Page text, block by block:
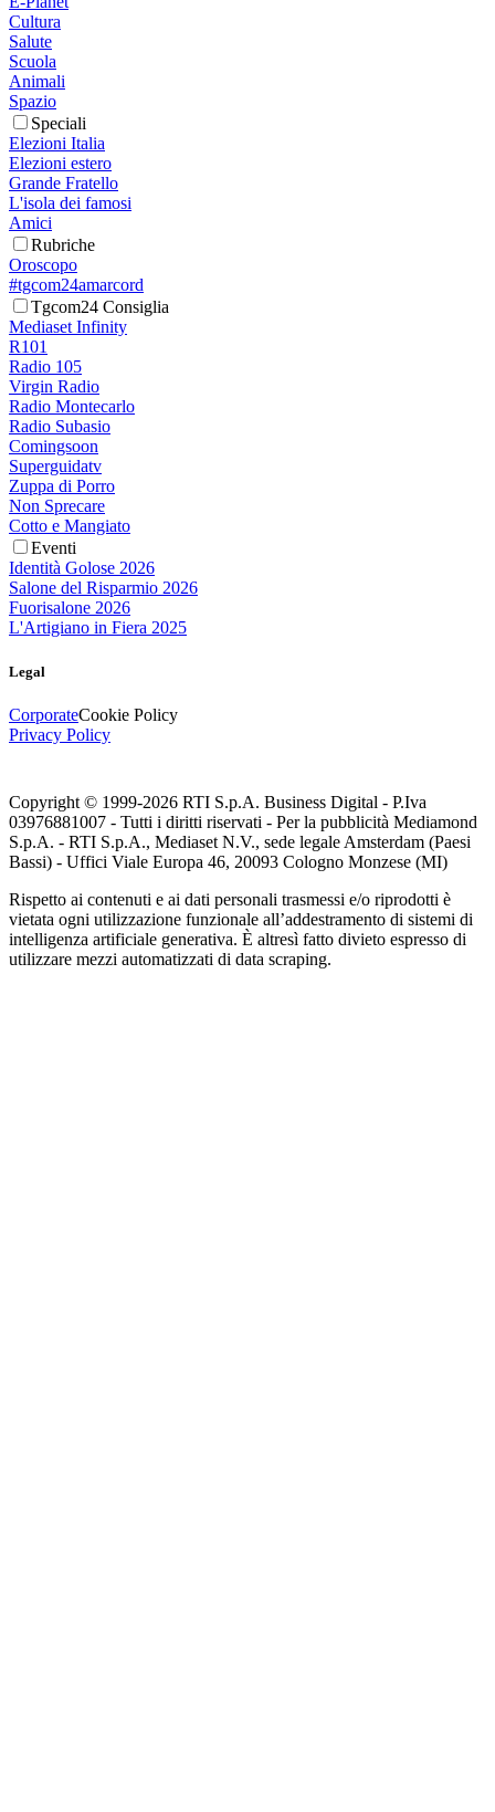
Cultura
Salute
Scuola
Animali
Spazio
Speciali
Elezioni Italia
Elezioni estero
Grande Fratello
L'isola dei famosi
Amici
Rubriche
Oroscopo
#tgcom24amarcord
Tgcom24 Consiglia
Mediaset Infinity
R101
Radio 105
Virgin Radio
Radio Montecarlo
Radio Subasio
Comingsoon
Superguidatv
Zuppa di Porro
Non Sprecare
Cotto e Mangiato
Eventi
Identità Golose 2026
Salone del Risparmio 2026
Fuorisalone 2026
L'Artigiano in Fiera 2025
Legal
CorporateCookie Policy
Privacy Policy
Copyright © 1999-2026 RTI S.p.A. Business Digital - P.Iva
03976881007 - Tutti i diritti riservati - Per la pubblicità Mediamond
S.p.A. - RTI S.p.A., Mediaset N.V., sede legale Amsterdam (Paesi
Bassi) - Uffici Viale Europa 46, 20093 Cologno Monzese (MI)
Rispetto ai contenuti e ai dati personali trasmessi e/o riprodotti è
vietata ogni utilizzazione funzionale all’addestramento di sistemi di
intelligenza artificiale generativa. È altresì fatto divieto espresso di
utilizzare mezzi automatizzati di data scraping.